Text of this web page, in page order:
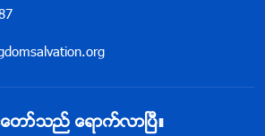
တာ္သည္ ေရာက္လာၿပီ။